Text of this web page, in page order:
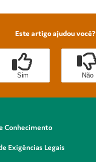
Este artigo ajudou você?
Sim Não
Conhecimento
Exigências Legais